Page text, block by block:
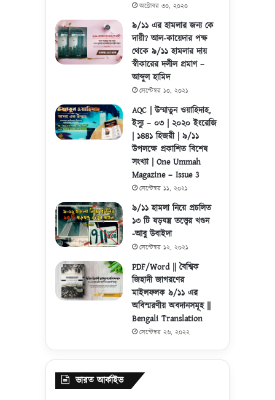
অক্টোবর ৩০, ২০২০
৯/১১ এর হামলার জন্য কে
দায়ী? আল-কায়েদার পক্ষ
থেকে ৯/১১ হামলার দায়
স্বীকারের দলীল প্রমাণ –
আব্দুল হামিদ
সেপ্টেম্বর ১০, ২০২১
AQC | উম্মাতুন ওয়াহিদাহ,
ইস্যু – ০৩ | ২০২০ ইংরেজি
| ১৪৪১ হিজরী | ৯/১১
উপলক্ষে প্রকাশিত বিশেষ
সংখ্যা | One Ummah
Magazine – Issue 3
সেপ্টেম্বর ১১, ২০২১
৯/১১ হামলা নিয়ে প্রচলিত
১৩ টি ষড়যন্ত্র তত্ত্বের খণ্ডন
-আবু উবাইদা
সেপ্টেম্বর ১২, ২০২১
PDF/Word || বৈশ্বিক
জিহাদী জাগরণের
মাইলফলক ৯/১১ এর
অবিস্মরণীয় অবদানসমূহ ||
Bengali Translation
সেপ্টেম্বর ২৬, ২০২২
ভারত আর্কাইভ